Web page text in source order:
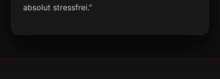
absolut stressfrei."